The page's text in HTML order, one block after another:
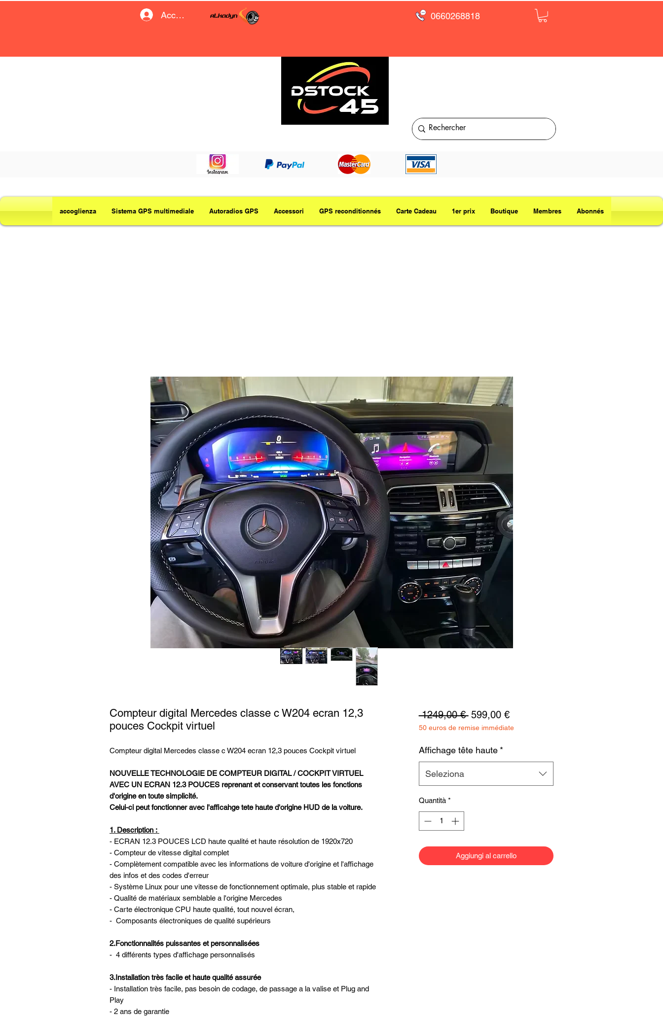
Accedi 0660268818
accoglienza Sistema GPS multimediale Autoradios GPS Accessori GPS reconditionnés Carte Cadeau 1er prix Boutique Membres Abonnés
Compteur digital Mercedes classe c W204 ecran 12,3
pouces Cockpit virtuel
Compteur digital Mercedes classe c W204 ecran 12,3 pouces Cockpit virtuel
NOUVELLE TECHNOLOGIE DE COMPTEUR DIGITAL / COCKPIT VIRTUEL
AVEC UN ECRAN 12.3 POUCES reprenant et conservant toutes les fonctions
d'origine en toute simplicité.
Celui-ci peut fonctionner avec l'afficahge tete haute d'origine HUD de la voiture.
1. Description :
- ECRAN 12.3 POUCES LCD haute qualité et haute résolution de 1920x720
- Compteur de vitesse digital complet
- Complètement compatible avec les informations de voiture d'origine et l'affichage
des infos et des codes d'erreur
- Système Linux pour une vitesse de fonctionnement optimale, plus stable et rapide
- Qualité de matériaux semblable a l'origine Mercedes
- Carte électronique CPU haute qualité, tout nouvel écran,
- Composants électroniques de qualité supérieurs
2.Fonctionnalités puissantes et personnalisées
- 4 différents types d'affichage personnalisés
3.Installation très facile et haute qualité assurée
- Installation très facile, pas besoin de codage, de passage a la valise et Plug and
Play
- 2 ans de garantie
1249,00 € Prezzo
regolare
599,00 €Prezzo
scontato
50 euros de remise immédiate
Affichage tête haute *
Seleziona
Quantità *
Aggiungi al carrello